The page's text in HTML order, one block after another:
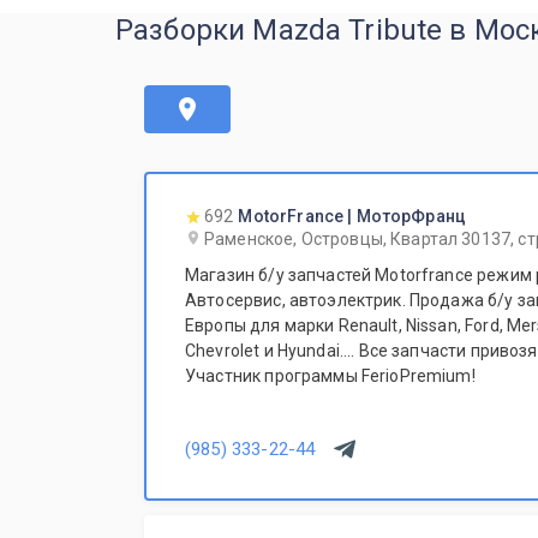
Разборки Mazda Tribute в
692 MotorFrance | МоторФранц
Раменское, Островцы, Квартал 30137,
Магазин б/у запчастей Motorfrance режим
Автосервис, автоэлектрик. Продажа б/у
Европы для марки Renault, Nissan, Ford,
Chevrolet и Hyundai.... Все запчасти привозятся только из Европы.
Участник программы FerioPremium!
(985) 333-22-44